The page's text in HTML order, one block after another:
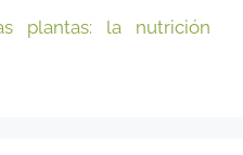
plantas: la nutrición